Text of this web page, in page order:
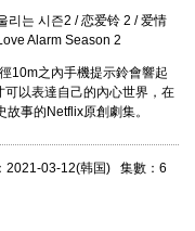
리는 시즌2 / 恋爱铃 2 / 爱情
Alarm Season 2
10m之內手機提示鈴會響起
可以表達自己的內心世界，在
事的Netflix原創劇集。
2021-03-12(韩国) 集數：6